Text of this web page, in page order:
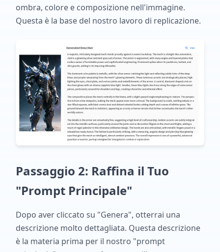
ombra, colore e composizione nell'immagine.
Questa è la base del nostro lavoro di replicazione.
Passaggio 2: Raffina il Tuo
"Prompt Principale"
Dopo aver cliccato su "Genera", otterrai una
descrizione molto dettagliata. Questa descrizione
è la materia prima per il nostro "prompt